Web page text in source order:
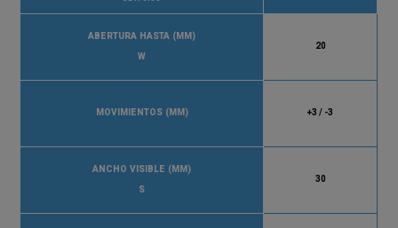
ABERTURA HASTA (MM)
W
20
MOVIMIENTOS (MM) +3 / -3
ANCHO VISIBLE (MM)
S
30